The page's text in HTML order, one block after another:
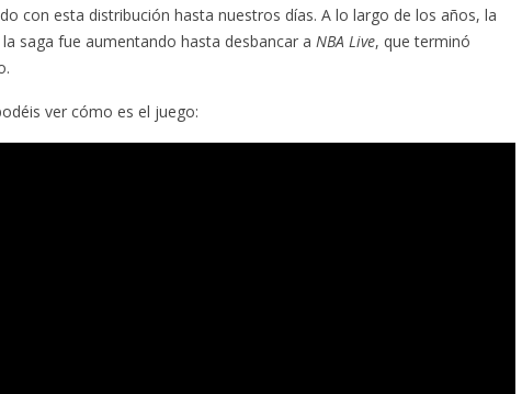
con esta distribución hasta nuestros días. A lo largo de los años, la
saga fue aumentando hasta desbancar a NBA Live, que terminó
ver cómo es el juego: